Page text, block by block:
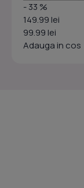
- 33 %
149.99 lei
99.99 lei
Adauga in cos